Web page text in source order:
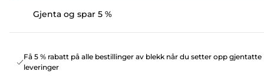
Gjenta og spar 5 %
Få 5 % rabatt på alle bestillinger av blekk når du setter opp gjentatte
leveringer